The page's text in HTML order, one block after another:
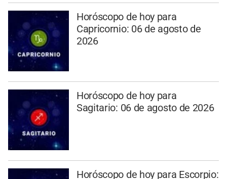
Horóscopo de hoy para
Capricornio: 06 de agosto de
2026
Horóscopo de hoy para
Sagitario: 06 de agosto de 2026
Horóscopo de hoy para Escorpio: